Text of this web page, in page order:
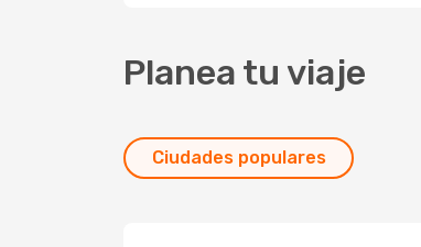
Planea tu viaje
Ciudades populares